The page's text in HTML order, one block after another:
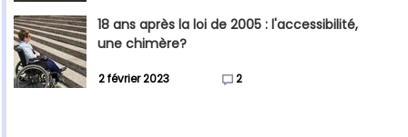
18 ans après la loi de 2005 : l'accessibilité,
une chimère?
2 février 2023 2